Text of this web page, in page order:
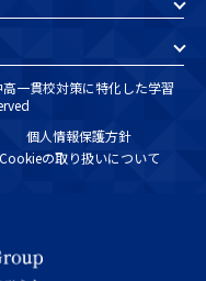
一貫校対策に特化した学習
個人情報保護方針
Cookieの取り扱いについて